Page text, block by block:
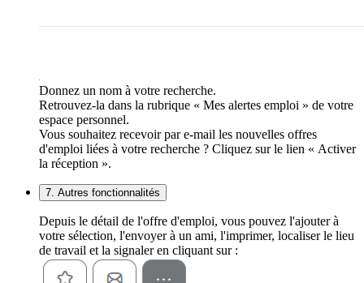
Donnez un nom à votre recherche.
Retrouvez-la dans la rubrique « Mes alertes emploi » de votre
espace personnel.
Vous souhaitez recevoir par e-mail les nouvelles offres
d'emploi liées à votre recherche ? Cliquez sur le lien « Activer
la réception ».
7. Autres fonctionnalités
Depuis le détail de l'offre d'emploi, vous pouvez l'ajouter à
votre sélection, l'envoyer à un ami, l'imprimer, localiser le lieu
de travail et la signaler en cliquant sur :